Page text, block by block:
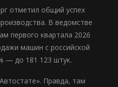
отметил общий успех
В ведомстве
первого квартала 2026
машин с российской
— до 181 123 штук.
Правда, там